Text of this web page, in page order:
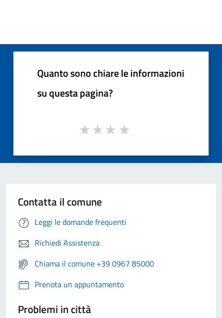
Quanto sono chiare le informazioni
su questa pagina?
Contatta il comune
Leggi le domande frequenti
Richiedi Assistenza
Chiama il comune +39 0967 85000
Prenota un appuntamento
Problemi in città